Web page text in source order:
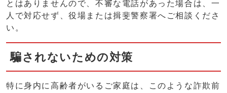
とはありませんので、不審な電話があった場合は、一
人で対応せず、役場または揖斐警察署へご相談くださ
い。
騙されないための対策
特に身内に高齢者がいるご家庭は、このような詐欺前